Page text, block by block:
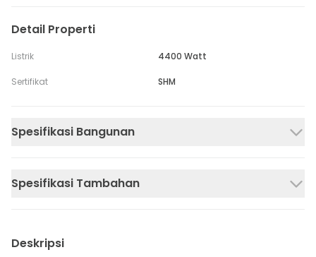
Detail Properti
Listrik 4400 Watt
Sertifikat SHM
Spesifikasi Bangunan
Spesifikasi Tambahan
Deskripsi